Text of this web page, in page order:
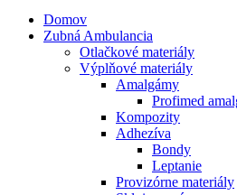
Domov
Zubná Ambulancia
Otlačkové materiály
Výplňové materiály
Amalgámy
Profimed
Kompozity
Adhezíva
Bondy
Leptanie
Provizórne materiály